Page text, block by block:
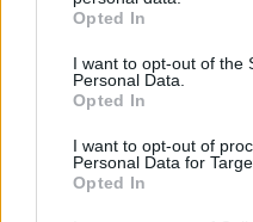
grant or deny consent to
use your data for below
consent section.
Opted In
I want to opt-out of the
Personal Data.
Opted In
I want to opt-out of
Personal Data for
Opted In
2022. február. 14. 06:33
Primera.
SEJTELMES
2021. december. 07. 17:28
Nagyon úgy tűnik, hogy